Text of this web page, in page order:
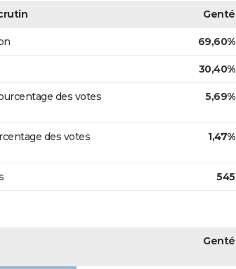
Genté
69,60%
30,40%
des votes
5,69%
des votes
1,47%
545
Genté